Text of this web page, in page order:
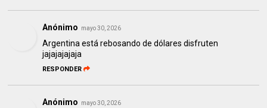
Anónimo mayo 30, 2026
Argentina está rebosando de dólares disfruten
jajajajajaja
RESPONDER
Anónimo mayo 30, 2026